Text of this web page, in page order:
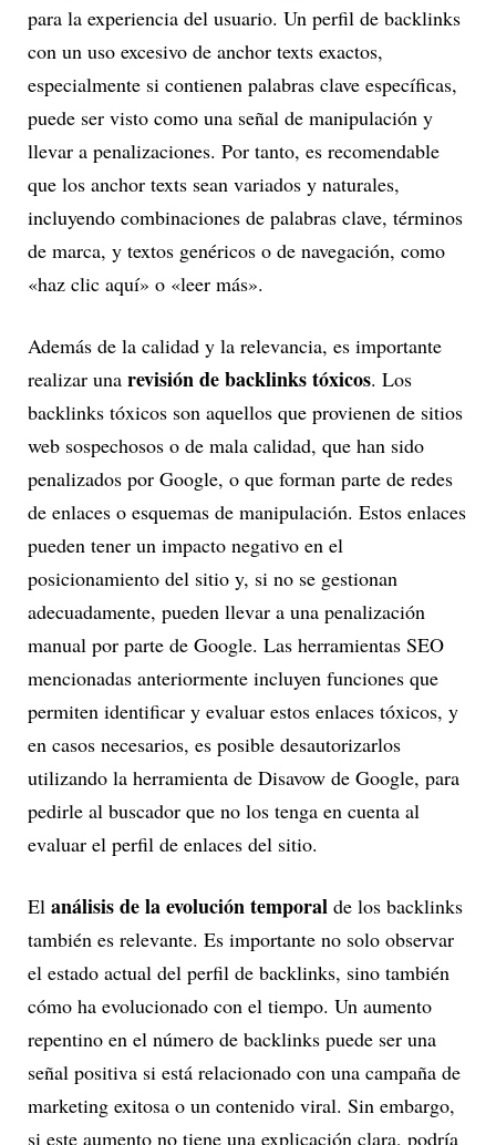
para la experiencia del usuario. Un perfil de backlinks
con un uso excesivo de anchor texts exactos,
especialmente si contienen palabras clave específicas,
puede ser visto como una señal de manipulación y
llevar a penalizaciones. Por tanto, es recomendable
que los anchor texts sean variados y naturales,
incluyendo combinaciones de palabras clave, términos
de marca, y textos genéricos o de navegación, como
«haz clic aquí» o «leer más».
Además de la calidad y la relevancia, es importante
realizar una revisión de backlinks tóxicos. Los
backlinks tóxicos son aquellos que provienen de sitios
web sospechosos o de mala calidad, que han sido
penalizados por Google, o que forman parte de redes
de enlaces o esquemas de manipulación. Estos enlaces
pueden tener un impacto negativo en el
posicionamiento del sitio y, si no se gestionan
adecuadamente, pueden llevar a una penalización
manual por parte de Google. Las herramientas SEO
mencionadas anteriormente incluyen funciones que
permiten identificar y evaluar estos enlaces tóxicos, y
en casos necesarios, es posible desautorizarlos
utilizando la herramienta de Disavow de Google, para
pedirle al buscador que no los tenga en cuenta al
evaluar el perfil de enlaces del sitio.
El análisis de la evolución temporal de los backlinks
también es relevante. Es importante no solo observar
el estado actual del perfil de backlinks, sino también
cómo ha evolucionado con el tiempo. Un aumento
repentino en el número de backlinks puede ser una
señal positiva si está relacionado con una campaña de
marketing exitosa o un contenido viral. Sin embargo,
si este aumento no tiene una explicación clara, podría